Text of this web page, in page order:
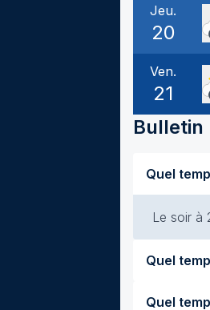
Jeu.
20
Ven.
21
Bulletin
Le soir à